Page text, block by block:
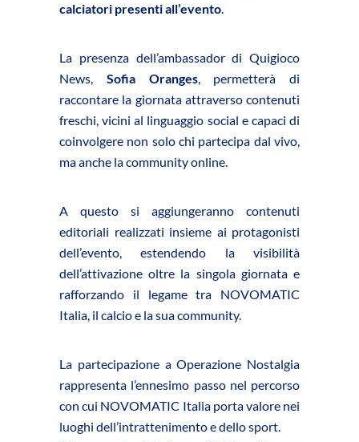
calciatori presenti all’evento.
La presenza dell’ambassador di Quigioco
News, Sofia Oranges, permetterà di
raccontare la giornata attraverso contenuti
freschi, vicini al linguaggio social e capaci di
coinvolgere non solo chi partecipa dal vivo,
ma anche la community online.
A questo si aggiungeranno contenuti
editoriali realizzati insieme ai protagonisti
dell’evento, estendendo la visibilità
dell’attivazione oltre la singola giornata e
rafforzando il legame tra NOVOMATIC
Italia, il calcio e la sua community.
La partecipazione a Operazione Nostalgia
rappresenta l’ennesimo passo nel percorso
con cui NOVOMATIC Italia porta valore nei
luoghi dell’intrattenimento e dello sport.